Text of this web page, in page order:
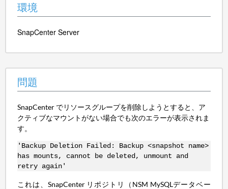
環境
SnapCenter Server
問題
SnapCenter でリソースグループを削除しようとすると、ア
クティブなマウントがない場合でも次のエラーが表示されま
す。
'Backup Deletion Failed: Backup <snapshot name>
has mounts, cannot be deleted, unmount and
retry again'
これは、SnapCenter リポジトリ（NSM MySQLデータベー